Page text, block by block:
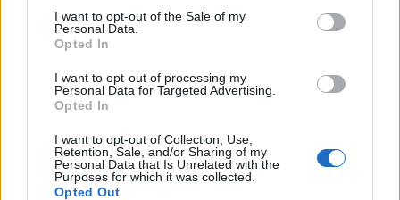
consent section.
I want to opt-out of the Sale of my
Personal Data.
Opted In
I want to opt-out of processing my
Personal Data for Targeted Advertising.
Opted In
I want to opt-out of Collection, Use,
Retention, Sale, and/or Sharing of my
Personal Data that Is Unrelated with the
Purposes for which it was collected.
Opted Out
Continua a leggere